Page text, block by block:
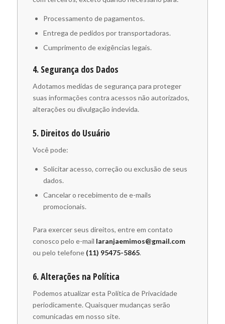
Processamento de pagamentos.
Entrega de pedidos por transportadoras.
Cumprimento de exigências legais.
4. Segurança dos Dados
Adotamos medidas de segurança para proteger
suas informações contra acessos não autorizados,
alterações ou divulgação indevida.
5. Direitos do Usuário
Você pode:
Solicitar acesso, correção ou exclusão de seus
dados.
Cancelar o recebimento de e-mails
promocionais.
Para exercer seus direitos, entre em contato
conosco pelo e-mail laranjaemimos@gmail.com
ou pelo telefone (11) 95475-5865.
6. Alterações na Política
Podemos atualizar esta Política de Privacidade
periodicamente. Quaisquer mudanças serão
comunicadas em nosso site.